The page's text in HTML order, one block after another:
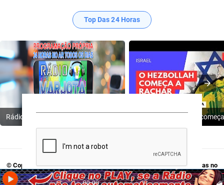
Top Das 24 Horas
© Copyright 2009-2024Rádio Varjota - Programação Própria, 24 Horas no
Ar. Acesse:Twitter,Tik Tok